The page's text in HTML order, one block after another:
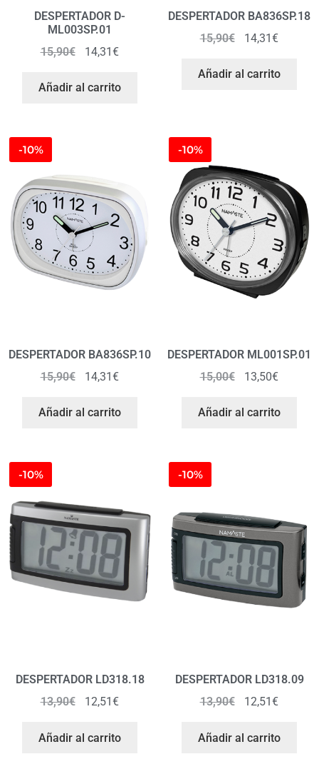
DESPERTADOR D-
ML003SP.01
15,90€ 14,31€
Añadir al carrito
DESPERTADOR BA836SP.18
15,90€ 14,31€
Añadir al carrito
-10%
DESPERTADOR BA836SP.10
15,90€ 14,31€
Añadir al carrito
-10%
DESPERTADOR ML001SP.01
15,00€ 13,50€
Añadir al carrito
-10%
DESPERTADOR LD318.18
13,90€ 12,51€
Añadir al carrito
-10%
DESPERTADOR LD318.09
13,90€ 12,51€
Añadir al carrito